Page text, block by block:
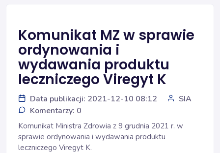
Komunikat MZ w sprawie
ordynowania i
wydawania produktu
leczniczego Viregyt K
Data publikacji: 2021-12-10 08:12
SIA
Komentarzy: 0
Komunikat Ministra Zdrowia z 9 grudnia 2021 r. w
sprawie ordynowania i wydawania produktu
leczniczego Viregyt K.